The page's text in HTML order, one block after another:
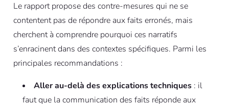
Le rapport propose des contre-mesures qui ne se
contentent pas de répondre aux faits erronés, mais
cherchent à comprendre pourquoi ces narratifs
s’enracinent dans des contextes spécifiques. Parmi les
principales recommandations :
Aller au-delà des explications techniques: il
faut que la communication des faits réponde aux